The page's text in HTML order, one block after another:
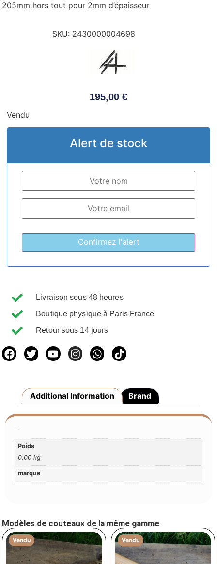
205mm hors tout pour 2mm d’épaisseur
SKU: 2430000004698
195,00 €
Vendu
Alert de stock
Livraison sous 48 heures
Boutique physique à Paris France
Retour sous 14 jours
Additional Information Brand
Poids
0,00 kg
marque
Modèles de couteaux de la même gamme
Vendu Vendu